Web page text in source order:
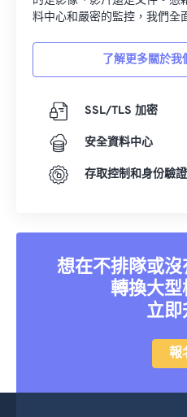
料中心和嚴密的監控，我們全
了解更多關於
SSL/TLS 加密
安全資料中心
存取控制和身份驗證
想在不排隊或
轉換大型
立即
報